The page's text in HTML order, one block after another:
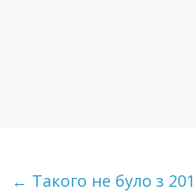
← Такого не було з